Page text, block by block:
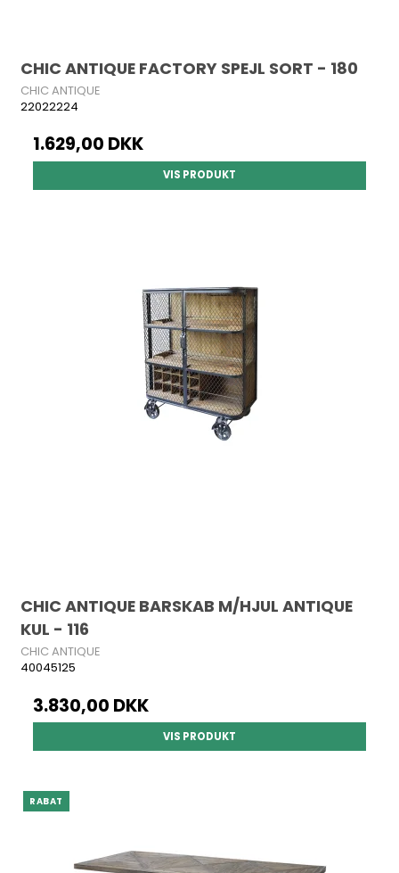
CHIC ANTIQUE FACTORY SPEJL SORT - 180
CHIC ANTIQUE
22022224
1.629,00 DKK
VIS PRODUKT
CHIC ANTIQUE BARSKAB M/HJUL ANTIQUE
KUL - 116
CHIC ANTIQUE
40045125
3.830,00 DKK
VIS PRODUKT
RABAT